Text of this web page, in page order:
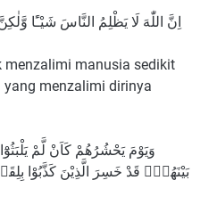
اِنَّ اللّٰهَ لَا يَظْلِمُ النَّاسَ شَيْـًٔا
menzalimi manusia sedikit
menzalimi dirinya
وَيَوْمَ يَحْشُرُهُمْ كَاَنْ لَّمْ
بَيْنَهُمْۗ قَدْ خَسِرَ الَّذِيْنَ كَذَّبُوْا بِلِقَاۤءِ